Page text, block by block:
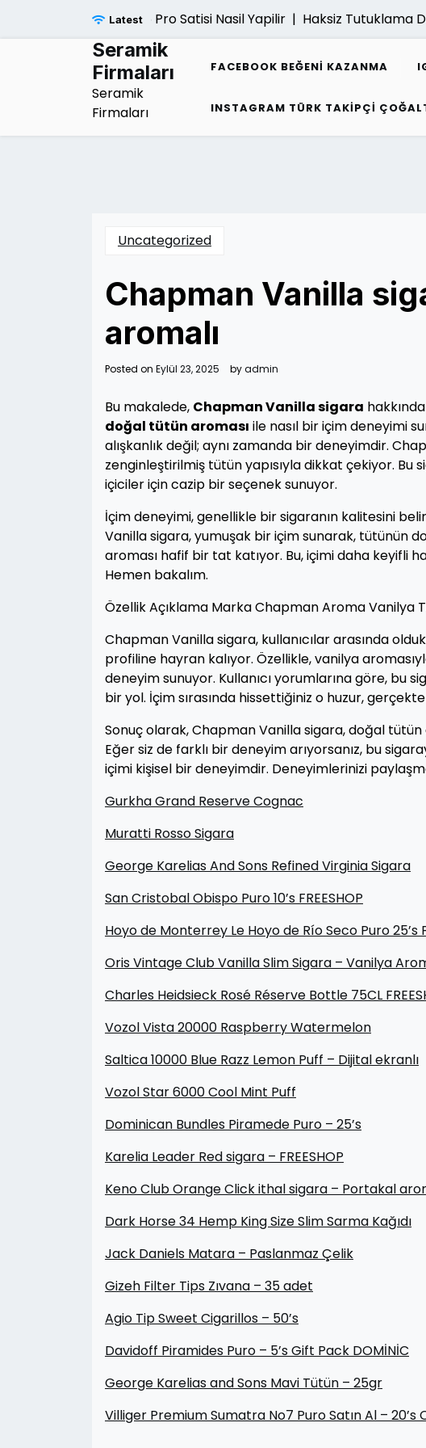
Latest
Ps5 Pro Satisi Nasil Yapilir | Haksiz Tutuklama
Seramik
Firmaları
Seramik
Firmaları
FACEBOOK BEĞENI KAZANMA
INSTAGRAM TÜRK TAKIPÇI
Uncategorized
Chapman Vanilla
aromalı
Posted on Eylül 23, 2025 byadmin
Bu makalede, Chapman Vanilla sigara
doğal tütün aroması ile nasıl bir içim deneyimi
alışkanlık değil; aynı zamanda bir deneyimdir.
zenginleştirilmiş tütün yapısıyla dikkat çekiyor.
içiciler için cazip bir seçenek sunuyor.
İçim deneyimi, genellikle bir sigaranın kalitesini
Vanilla sigara, yumuşak bir içim sunarak, tütünün
aroması hafif bir tat katıyor. Bu, içimi daha keyifli
Hemen bakalım.
Özellik Açıklama Marka Chapman Aroma Vanilya
Chapman Vanilla sigara, kullanıcılar arasında
profiline hayran kalıyor. Özellikle, vanilya
deneyim sunuyor. Kullanıcı yorumlarına göre, bu
bir yol. İçim sırasında hissettiğiniz o huzur,
Sonuç olarak, Chapman Vanilla sigara, doğal
Eğer siz de farklı bir deneyim arıyorsanız, bu
içimi kişisel bir deneyimdir. Deneyimlerinizi
Gurkha Grand Reserve Cognac
Muratti Rosso Sigara
George Karelias And Sons Refined Virginia Sigara
San Cristobal Obispo Puro 10’s FREESHOP
Hoyo de Monterrey Le Hoyo de Río Seco Puro 25’s
Oris Vintage Club Vanilla Slim Sigara – Vanilya
Charles Heidsieck Rosé Réserve Bottle 75CL
Vozol Vista 20000 Raspberry Watermelon
Saltica 10000 Blue Razz Lemon Puff – Dijital ekranlı
Vozol Star 6000 Cool Mint Puff
Dominican Bundles Piramede Puro – 25’s
Karelia Leader Red sigara – FREESHOP
Keno Club Orange Click ithal sigara – Portakal
Dark Horse 34 Hemp King Size Slim Sarma Kağıdı
Jack Daniels Matara – Paslanmaz Çelik
Gizeh Filter Tips Zıvana – 35 adet
Agio Tip Sweet Cigarillos – 50’s
Davidoff Piramides Puro – 5’s Gift Pack DOMİNİC
George Karelias and Sons Mavi Tütün – 25gr
Villiger Premium Sumatra No7 Puro Satın Al – 20’s